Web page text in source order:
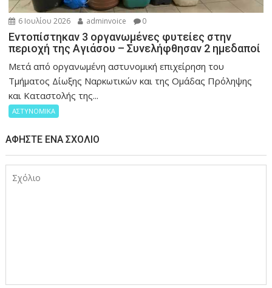
6 Ιουλίου 2026 adminvoice 0
Εντοπίστηκαν 3 οργανωμένες φυτείες στην
περιοχή της Αγιάσου – Συνελήφθησαν 2 ημεδαποί
Μετά από οργανωμένη αστυνομική επιχείρηση του
Τμήματος Δίωξης Ναρκωτικών και της Ομάδας Πρόληψης
και Καταστολής της...
ΑΣΤΥΝΟΜΙΚΑ
ΑΦΉΣΤΕ ΈΝΑ ΣΧΌΛΙΟ